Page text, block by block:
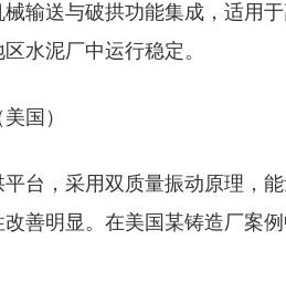
输送与破拱功能集成，适用
水泥厂中运行稳定。
国）
台，采用双质量振动原理，
善明显。在美国某铸造厂案例